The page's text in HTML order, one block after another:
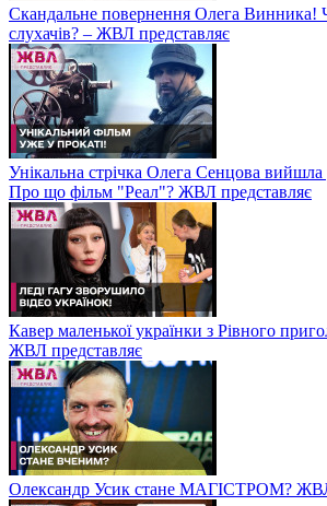
Скандальне повернення Олега Винника!
слухачів? – ЖВЛ представляє
Унікальна стрічка Олега Сенцова
Про що фільм "Реал"? ЖВЛ представляє
Кавер маленької українки з Рівного
ЖВЛ представляє
Олександр Усик стане МАГІСТРОМ? ЖВЛ